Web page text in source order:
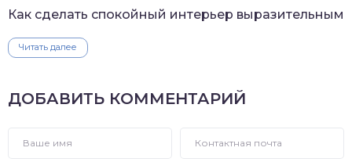
Как сделать спокойный интерьер выразительным
Читать далее
ДОБАВИТЬ КОММЕНТАРИЙ